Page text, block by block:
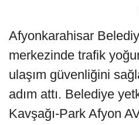
Afyonkarahisar
merkezinde trafik
ulaşım güvenliğini
adım attı. Belediye
Kavşağı-Park Afyon